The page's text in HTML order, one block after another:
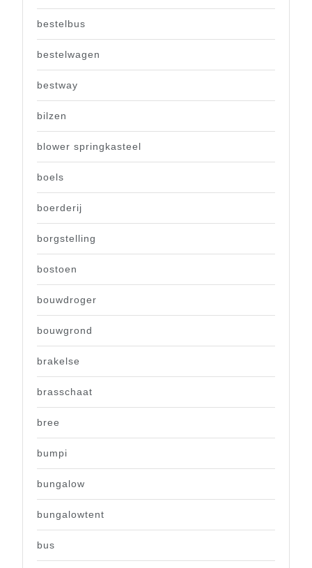
bestelbus
bestelwagen
bestway
bilzen
blower springkasteel
boels
boerderij
borgstelling
bostoen
bouwdroger
bouwgrond
brakelse
brasschaat
bree
bumpi
bungalow
bungalowtent
bus